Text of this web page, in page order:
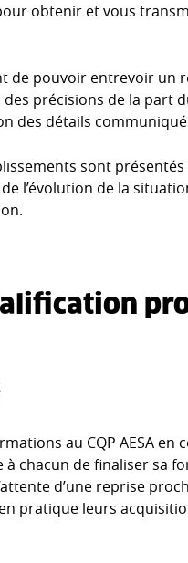
obtenir et vous
de pouvoir entrevoir un
précisions de la part
des détails
sont
l’évolution de la
au CQP AESA en
chacun de finaliser sa
d’une reprise
pratique leurs